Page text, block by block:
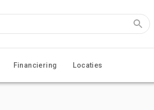
Financiering Locaties